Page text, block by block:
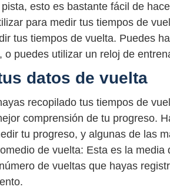
esto es bastante fácil de
para medir tus tiempos de
tus tiempos de vuelta. Puedes
o puedes utilizar un reloj de
datos de vuelta
recopilado tus tiempos de
comprensión de tu progreso.
tu progreso, y algunas de las
de vuelta: Esta es la
de vueltas que hayas